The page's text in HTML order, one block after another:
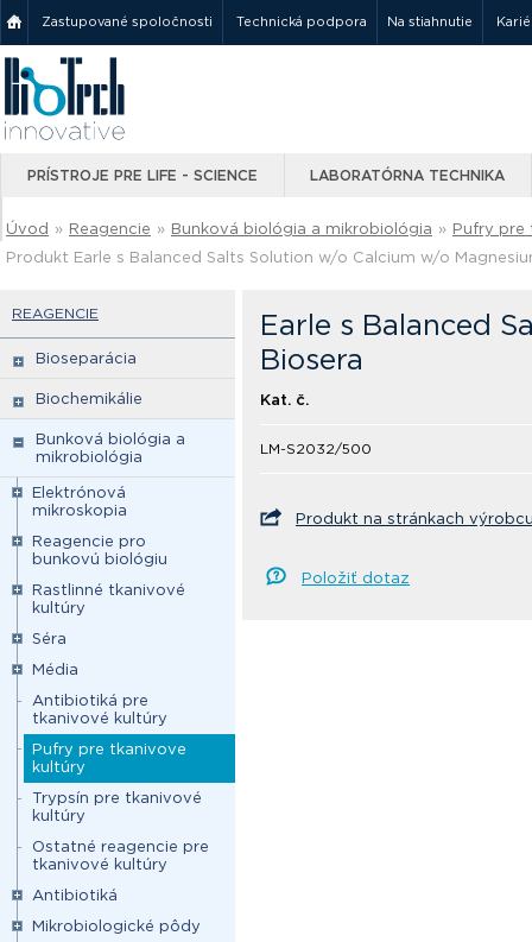
Zastupované spoločnosti Technická podpora Na stiahnutie
PRÍSTROJE PRE LIFE - SCIENCE LABORATÓRNA TECHNIKA
Úvod » Reagencie » Bunková biológia a mikrobiológia » Pufry pre
Produkt Earle s Balanced Salts Solution w/o Calcium w/o
REAGENCIE
Bioseparácia
Biochemikálie
Bunková biológia a
mikrobiológia
Elektrónová
mikroskopia
Reagencie pro
bunkovú biológiu
Rastlinné tkanivové
kultúry
Séra
Média
Antibiotiká pre
tkanivové kultúry
Pufry pre tkanivove
kultúry
Trypsín pre tkanivové
kultúry
Ostatné reagencie pre
tkanivové kultúry
Antibiotiká
Mikrobiologické pôdy
Earle s Balanced
Biosera
Kat. č.
LM-S2032/500
Produkt na stránkach
Položiť dotaz